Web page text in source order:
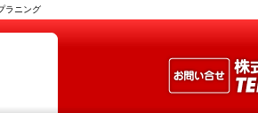
ラニング